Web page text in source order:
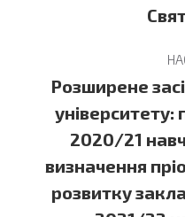
Розширене
університету:
2020/21
визначення
розвитку